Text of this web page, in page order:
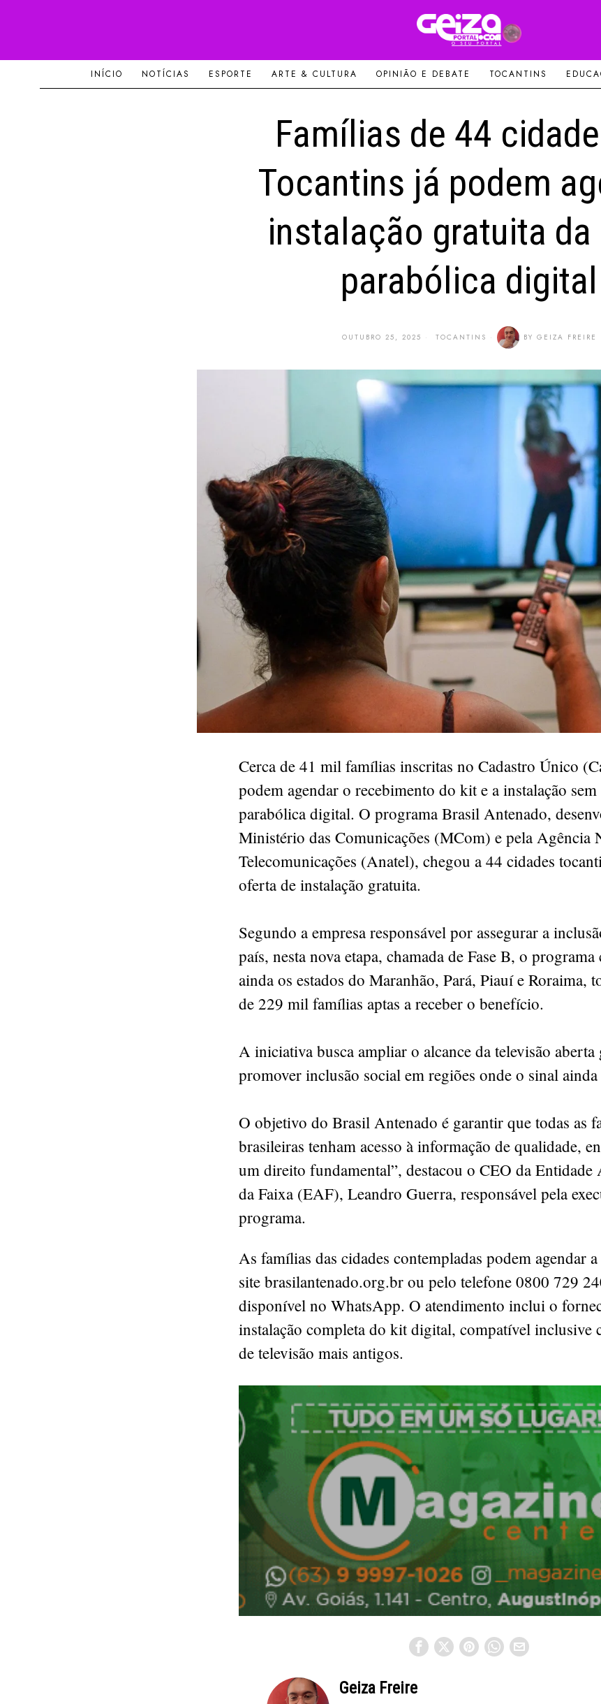
INÍCIO NOTÍCIAS ESPORTE ARTE & CULTURA OPINIÃO E DEBATE TOCANTINS
Famílias de 44
Tocantins já podem
instalação gratuita da
parabólica digital
OUTUBRO 25, 2025 TOCANTINS BY GEIZA FREIRE
Cerca de 41 mil famílias inscritas no Cadastro Único
podem agendar o recebimento do kit e a instalação
parabólica digital. O programa Brasil Antenado,
Ministério das Comunicações (MCom) e pela Agência
Telecomunicações (Anatel), chegou a 44 cidades
oferta de instalação gratuita.
Segundo a empresa responsável por assegurar a
país, nesta nova etapa, chamada de Fase B, o
ainda os estados do Maranhão, Pará, Piauí e Roraima,
de 229 mil famílias aptas a receber o benefício.
A iniciativa busca ampliar o alcance da televisão aberta
promover inclusão social em regiões onde o sinal
O objetivo do Brasil Antenado é garantir que todas as
brasileiras tenham acesso à informação de qualidade,
um direito fundamental”, destacou o CEO da
da Faixa (EAF), Leandro Guerra, responsável pela
programa.
As famílias das cidades contempladas podem agendar
site brasilantenado.org.br ou pelo telefone 0800 729
disponível no WhatsApp. O atendimento inclui o
instalação completa do kit digital, compatível inclusive
de televisão mais antigos.
Geiza Freire